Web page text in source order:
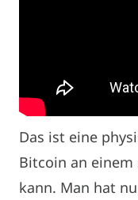
Das ist eine
Bitcoin an
kann. Man hat